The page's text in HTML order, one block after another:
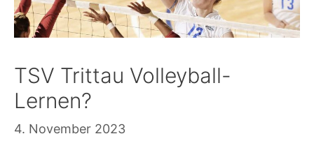
TSV Trittau Volleyball-
Lernen?
4. November 2023